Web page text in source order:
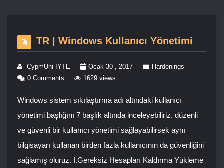
TR | Windows Kullanıcı Yönetimi
CypmUni İYTE Ocak 30 , 2017
Hardenings
0 Comments
1629 views
Windows sistem sıkılaştırma adı altındaki kullanıcı
yönetimi başlığını 7 başlık altında inceleyebiliriz. düzenli
ve güvenli bir kullanıcı yönetimi sağlayabilirsek aynı
bilgisayarı kullanan birden fazla kullanıcının da güvenliğini
sağlamış oluruz. I.Gereksiz Hesapları Kaldırma Yükleme